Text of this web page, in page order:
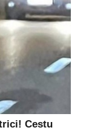
Cestu